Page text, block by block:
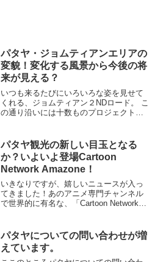
パタヤ・ジョムティアンエリアの
変貌！変化する風景から今後の将
来が見える？
いつも来るたびにいろいろな姿を見せて
くれる、ジョムティアン２NDロード。 こ
の通り沿いには十数ものプロジェクトが
ヤでも最も開発が活発なエリアです。僕
がこのエリアを不動産...
パタヤ観光の新しい目玉となる
か？いよいよ登場Cartoon
Network Amazone！
いきなりですが、嬉しいニュースが入っ
てきました！あのアニメ専門チャンネル
で世界的に有名な、「Cartoon Network」
前の現場の様子。オープンに向けて急ピ
ッチで建...
パタヤについての問い合わせが増
えています。